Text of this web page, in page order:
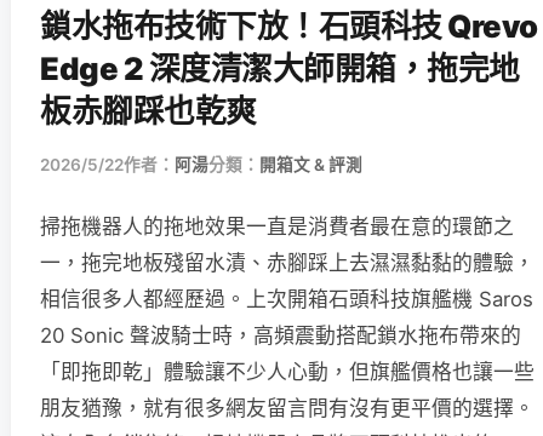
鎖水拖布技術下放！石頭科技 Qrevo
Edge 2 深度清潔大師開箱，拖完地
板赤腳踩也乾爽
2026/5/22作者： 阿湯分類： 開箱文 & 評測
掃拖機器人的拖地效果一直是消費者最在意的環節之
一，拖完地板殘留水漬、赤腳踩上去濕濕黏黏的體驗，
相信很多人都經歷過。上次開箱石頭科技旗艦機 Saros
20 Sonic 聲波騎士時，高頻震動搭配鎖水拖布帶來的
「即拖即乾」體驗讓不少人心動，但旗艦價格也讓一些
朋友猶豫，就有很多網友留言問有沒有更平價的選擇。